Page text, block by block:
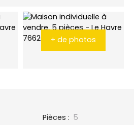
+ de photos
Pièces : 5